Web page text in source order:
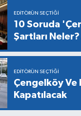
EDITÖRÜN SEÇTIĞI
10 Soruda
Şartları
EDITÖRÜN SEÇTIĞI
Çengelköy Ve
Kapatılacak